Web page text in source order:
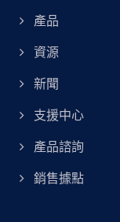
產品
資源
新聞
支援中心
產品諮詢
銷售據點